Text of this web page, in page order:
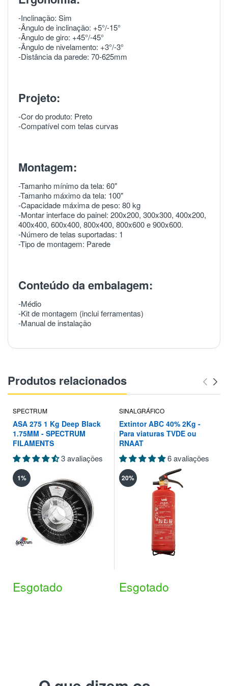
-Inclinação: Sim
-Ângulo de inclinação: +5°/-15°
-Ângulo de giro: +45°/-45°
-Ângulo de nivelamento: +3°/-3°
-Distância da parede: 70-625mm
Projeto:
-Cor do produto: Preto
-Compatível com telas curvas
Montagem:
-Tamanho mínimo da tela: 60"
-Tamanho máximo da tela: 100"
-Capacidade máxima de peso: 80 kg
-Montar interface do painel: 200x200, 300x300, 400x200,
400x400, 600x400, 800x400, 800x600 e 900x600.
-Número de telas suportadas: 1
-Tipo de montagem: Parede
Conteúdo da embalagem:
-Médio
-Kit de montagem (inclui ferramentas)
-Manual de instalação
Produtos relacionados
SPECTRUM
ASA 275 1 Kg Deep Black
1.75MM - SPECTRUM
FILAMENTS
3 avaliações
1%
Esgotado
SINALGRÁFICO
Extintor ABC 40% 2Kg -
Para viaturas TVDE ou
RNAAT
6 avaliações
20%
Esgotado